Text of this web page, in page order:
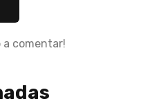
a comentar!